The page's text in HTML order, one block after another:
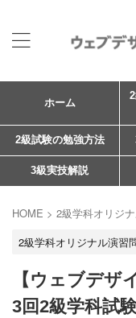
ホーム
2級試験の勉強方法
3級実技解説
HOME > 2級学科オリジ
2級学科オリジナル演習
【ウェブデザ
3回2級学科試